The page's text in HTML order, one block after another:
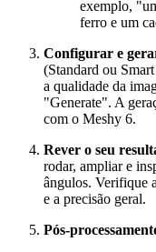
exemplo,
ferro e um
Configurar e
(Standard ou
a qualidade da
"Generate". A
com o Meshy 6.
Rever o seu
rodar, ampliar e
ângulos. Verifique
e a precisão geral.
Pós-